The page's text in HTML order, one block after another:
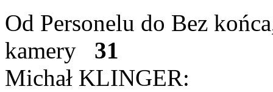
Od Personelu do Bez
kamery
31
Michał KLINGER: